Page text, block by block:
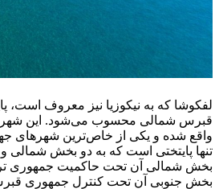
لفکوشا که به نیکوزیا نیز معروف است،
قبرس شمالی محسوب می‌شود. این شهر
واقع شده و یکی از خاص‌ترین شهرهای
تنها پایتختی است که به دو بخش
بخش شمالی آن تحت حاکمیت جمهوری
بخش جنوبی آن تحت کنترل جمهوری